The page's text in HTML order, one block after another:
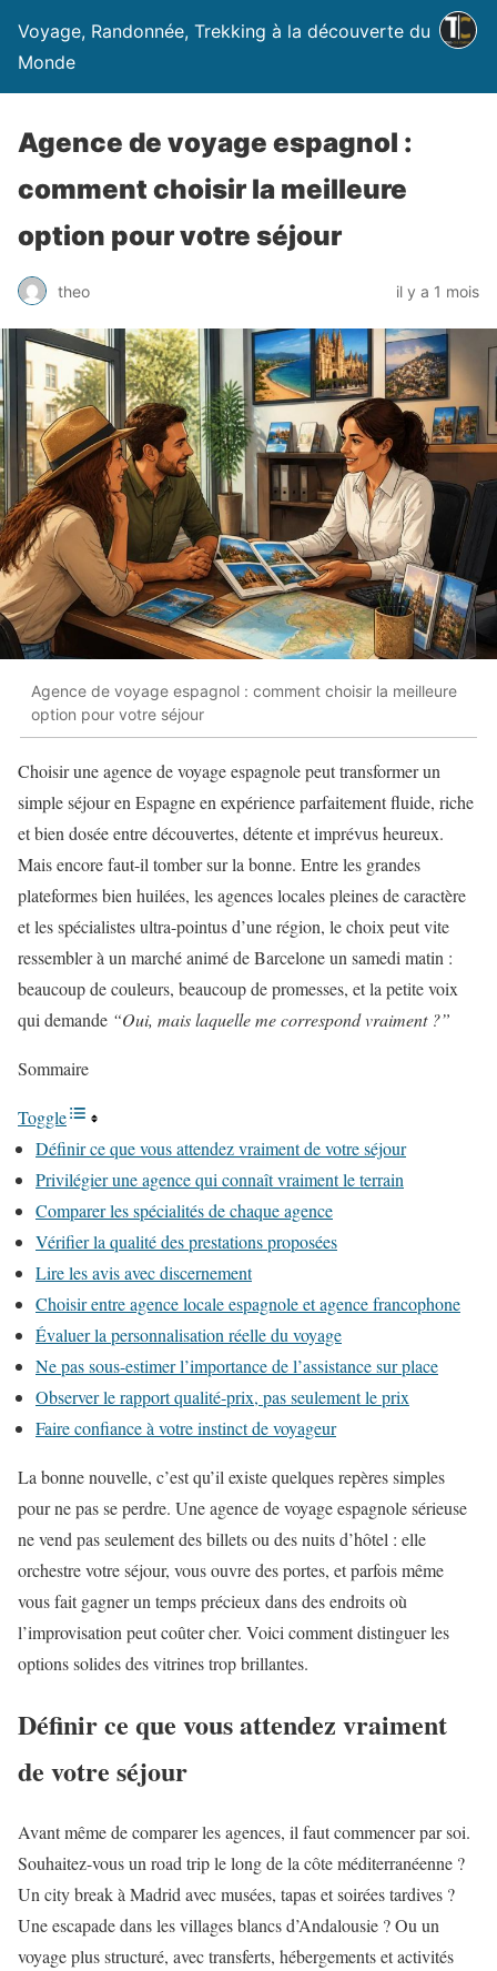
Voyage, Randonnée, Trekking à la découverte du
Monde
Agence de voyage espagnol :
comment choisir la meilleure
option pour votre séjour
theo il y a 1 mois
Agence de voyage espagnol : comment choisir la meilleure
option pour votre séjour
Choisir une agence de voyage espagnole peut transformer un
simple séjour en Espagne en expérience parfaitement fluide, riche
et bien dosée entre découvertes, détente et imprévus heureux.
Mais encore faut-il tomber sur la bonne. Entre les grandes
plateformes bien huilées, les agences locales pleines de caractère
et les spécialistes ultra-pointus d’une région, le choix peut vite
ressembler à un marché animé de Barcelone un samedi matin :
beaucoup de couleurs, beaucoup de promesses, et la petite voix
qui demande “Oui, mais laquelle me correspond vraiment ?”
Sommaire
Toggle
Définir ce que vous attendez vraiment de votre séjour
Privilégier une agence qui connaît vraiment le terrain
Comparer les spécialités de chaque agence
Vérifier la qualité des prestations proposées
Lire les avis avec discernement
Choisir entre agence locale espagnole et agence francophone
Évaluer la personnalisation réelle du voyage
Ne pas sous-estimer l’importance de l’assistance sur place
Observer le rapport qualité-prix, pas seulement le prix
Faire confiance à votre instinct de voyageur
La bonne nouvelle, c’est qu’il existe quelques repères simples
pour ne pas se perdre. Une agence de voyage espagnole sérieuse
ne vend pas seulement des billets ou des nuits d’hôtel : elle
orchestre votre séjour, vous ouvre des portes, et parfois même
vous fait gagner un temps précieux dans des endroits où
l’improvisation peut coûter cher. Voici comment distinguer les
options solides des vitrines trop brillantes.
Définir ce que vous attendez vraiment
de votre séjour
Avant même de comparer les agences, il faut commencer par soi.
Souhaitez-vous un road trip le long de la côte méditerranéenne ?
Un city break à Madrid avec musées, tapas et soirées tardives ?
Une escapade dans les villages blancs d’Andalousie ? Ou un
voyage plus structuré, avec transferts, hébergements et activités